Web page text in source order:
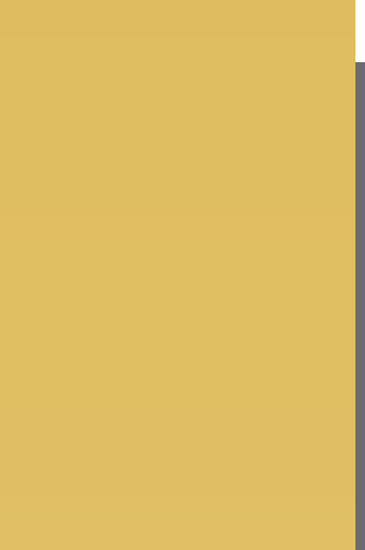
- Μπομπονιέρες -
Γάμου
- Διακόσμηση
- Video Γάμου
Εκδηλώσεων
Bachelorette Party